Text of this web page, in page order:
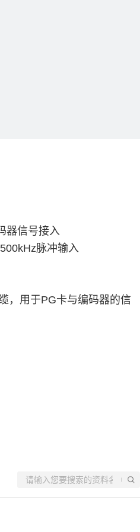
器信号接入
脉冲输入
，用于PG卡与编码器的信